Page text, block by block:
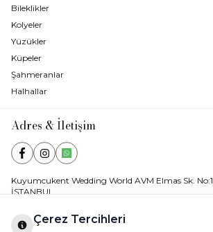
Bileklikler
Kolyeler
Yüzükler
Küpeler
Şahmeranlar
Halhallar
Adres & İletişim
FacebookInstagramWhatsApp
Kuyumcukent Wedding World AVM Elmas Sk.
İSTANBUL
ahenkkuyumculuk@hotmail.com
Çerez Tercihleri